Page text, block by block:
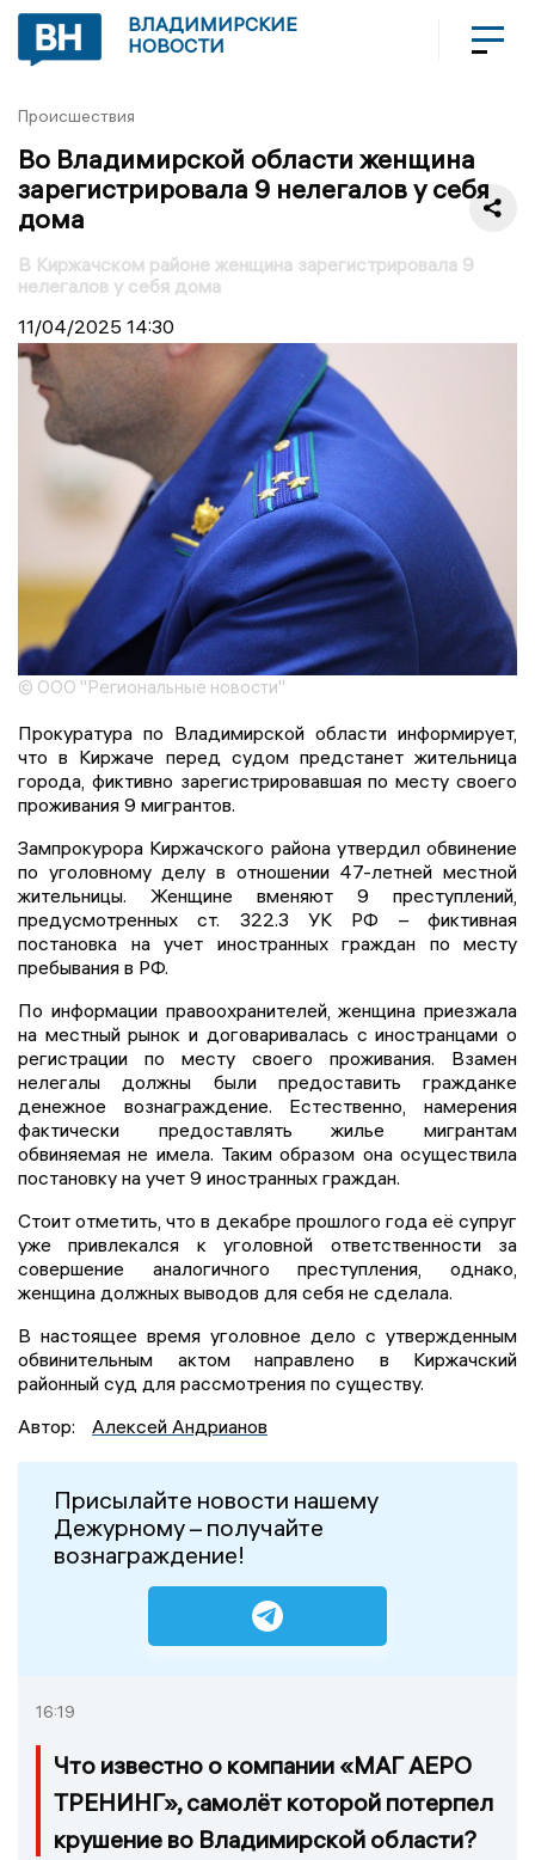
ВЛАДИМИРСКИЕ
НОВОСТИ
Происшествия
Во Владимирской области женщина
зарегистрировала 9 нелегалов у себя
дома
В Киржачском районе женщина зарегистрировала 9
нелегалов у себя дома
11/04/2025 14:30
© ООО "Региональные новости"
Прокуратура по Владимирской области информирует,
что в Киржаче перед судом предстанет жительница
города, фиктивно зарегистрировавшая по месту своего
проживания 9 мигрантов.
Зампрокурора Киржачского района утвердил обвинение
по уголовному делу в отношении 47-летней местной
жительницы. Женщине вменяют 9 преступлений,
предусмотренных ст. 322.3 УК РФ – фиктивная
постановка на учет иностранных граждан по месту
пребывания в РФ.
По информации правоохранителей, женщина приезжала
на местный рынок и договаривалась с иностранцами о
регистрации по месту своего проживания. Взамен
нелегалы должны были предоставить гражданке
денежное вознаграждение. Естественно, намерения
фактически предоставлять жилье мигрантам
обвиняемая не имела. Таким образом она осуществила
постановку на учет 9 иностранных граждан.
Стоит отметить, что в декабре прошлого года её супруг
уже привлекался к уголовной ответственности за
совершение аналогичного преступления, однако,
женщина должных выводов для себя не сделала.
В настоящее время уголовное дело с утвержденным
обвинительным актом направлено в Киржачский
районный суд для рассмотрения по существу.
Автор:
Алексей Андрианов
Присылайте новости нашему
Дежурному – получайте
вознаграждение!
16:19
Что известно о компании «МАГ АЕРО
ТРЕНИНГ», самолёт которой потерпел
крушение во Владимирской области?